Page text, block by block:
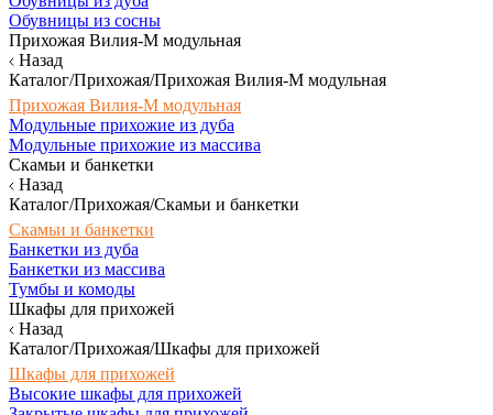
Обувницы из сосны
Прихожая Вилия-М модульная
Назад
Каталог/Прихожая/Прихожая Вилия-М модульная
Прихожая Вилия-М модульная
Модульные прихожие из дуба
Модульные прихожие из массива
Скамьи и банкетки
Назад
Каталог/Прихожая/Скамьи и банкетки
Скамьи и банкетки
Банкетки из дуба
Банкетки из массива
Тумбы и комоды
Шкафы для прихожей
Назад
Каталог/Прихожая/Шкафы для прихожей
Шкафы для прихожей
Высокие шкафы для прихожей